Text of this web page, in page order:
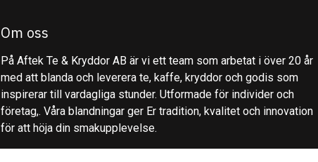
Om oss
På Aftek Te & Kryddor AB är vi ett team som arbetat i över 20 år
med att blanda och leverera te, kaffe, kryddor och godis som
inspirerar till vardagliga stunder. Utformade för individer och
företag,. Våra blandningar ger Er tradition, kvalitet och innovation
för att höja din smakupplevelse.